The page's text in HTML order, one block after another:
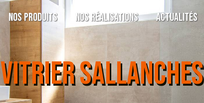
Nos produits Nos réalisations Actualités
VITRIER SALLANCHES